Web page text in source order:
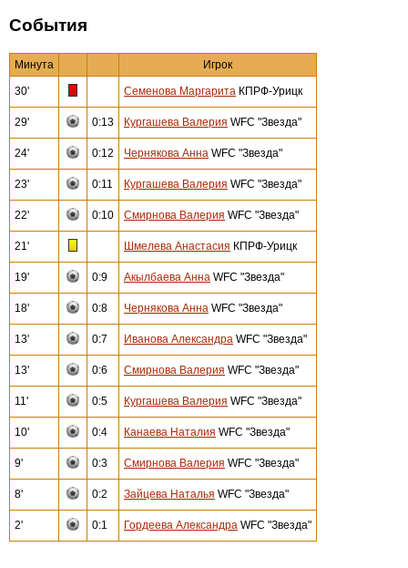
События
Минута Игрок
30' Семенова Маргарита КПРФ-Урицк
29' 0:13 Кургашева Валерия WFC "Звезда"
24' 0:12 Чернякова Анна WFC "Звезда"
23' 0:11 Кургашева Валерия WFC "Звезда"
22' 0:10 Смирнова Валерия WFC "Звезда"
21' Шмелева Анастасия КПРФ-Урицк
19' 0:9 Акылбаева Анна WFC "Звезда"
18' 0:8 Чернякова Анна WFC "Звезда"
13' 0:7 Иванова Александра WFC "Звезда"
13' 0:6 Смирнова Валерия WFC "Звезда"
11' 0:5 Кургашева Валерия WFC "Звезда"
10' 0:4 Канаева Наталия WFC "Звезда"
9' 0:3 Смирнова Валерия WFC "Звезда"
8' 0:2 Зайцева Наталья WFC "Звезда"
2' 0:1 Гордеева Александра WFC "Звезда"